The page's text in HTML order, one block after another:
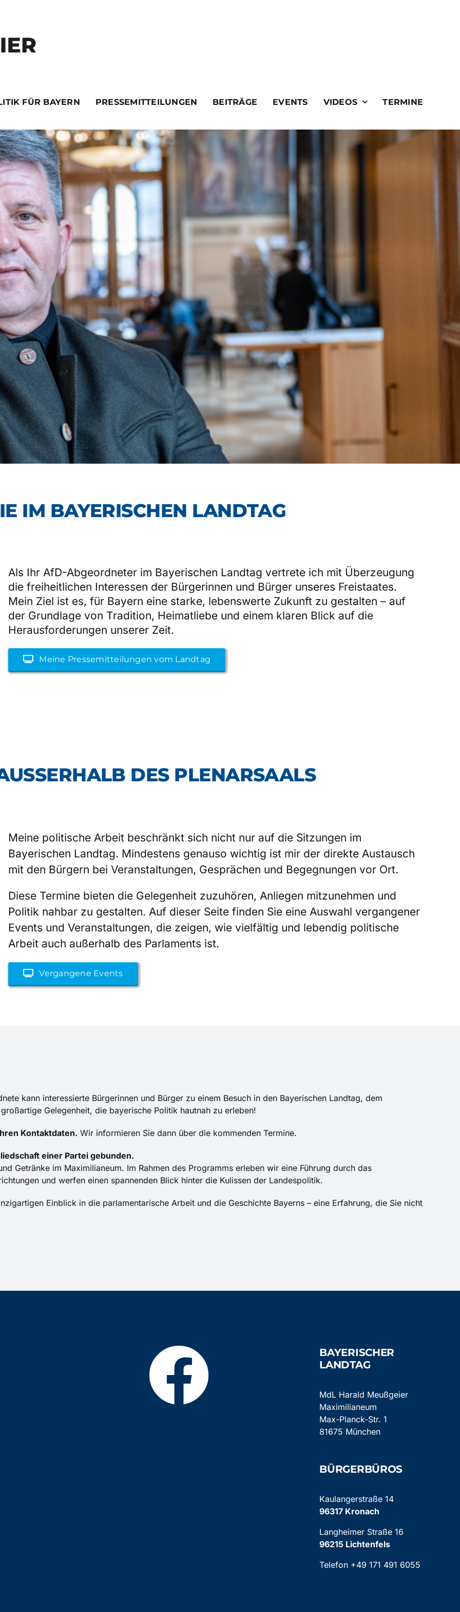
FÜR BAYERN PRESSEMITTEILUNGEN BEITRÄGE EVENTS VIDEOS TERMINE
IM BAYERISCHEN LANDTAG
Als Ihr AfD-Abgeordneter im Bayerischen Landtag vertrete ich mit Überzeugung
die freiheitlichen Interessen der Bürgerinnen und Bürger unseres Freistaates.
Mein Ziel ist es, für Bayern eine starke, lebenswerte Zukunft zu gestalten – auf
der Grundlage von Tradition, Heimatliebe und einem klaren Blick auf die
Herausforderungen unserer Zeit.
Meine Pressemitteilungen vom Landtag
DES PLENARSAALS
Meine politische Arbeit beschränkt sich nicht nur auf die Sitzungen im
Bayerischen Landtag. Mindestens genauso wichtig ist mir der direkte Austausch
mit den Bürgern bei Veranstaltungen, Gesprächen und Begegnungen vor Ort.
Diese Termine bieten die Gelegenheit zuzuhören, Anliegen mitzunehmen und
Politik nahbar zu gestalten. Auf dieser Seite finden Sie eine Auswahl vergangener
Events und Veranstaltungen, die zeigen, wie vielfältig und lebendig politische
Arbeit auch außerhalb des Parlaments ist.
Vergangene Events
kann interessierte Bürgerinnen und Bürger zu einem Besuch in den Bayerischen Landtag, dem
Gelegenheit, die bayerische Politik hautnah zu erleben!
Kontaktdaten. Wir informieren Sie dann über die kommenden Termine.
einer Partei gebunden.
Getränke im Maximilianeum. Im Rahmen des Programms erleben wir eine Führung durch das
und werfen einen spannenden Blick hinter die Kulissen der Landespolitik.
Einblick in die parlamentarische Arbeit und die Geschichte Bayerns – eine Erfahrung, die Sie nicht
BAYERISCHER
LANDTAG
MdL Harald Meußgeier
Maximilianeum
Max-Planck-Str. 1
81675 München
BÜRGERBÜROS
Kaulangerstraße 14
96317 Kronach
Langheimer Straße 16
96215 Lichtenfels
Telefon +49 171 491 6055